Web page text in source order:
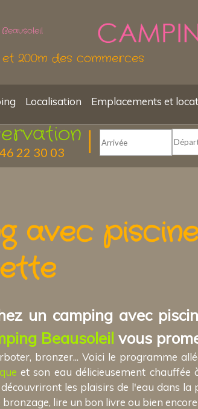
22 30 03
200m des commerces
Localisation Emplacements et
avec
un camping avec
Beausoleil vous
bronzer... Voici le programme
et son eau délicieusement
les plaisirs de l'eau dans
lire un bon livre ou bien